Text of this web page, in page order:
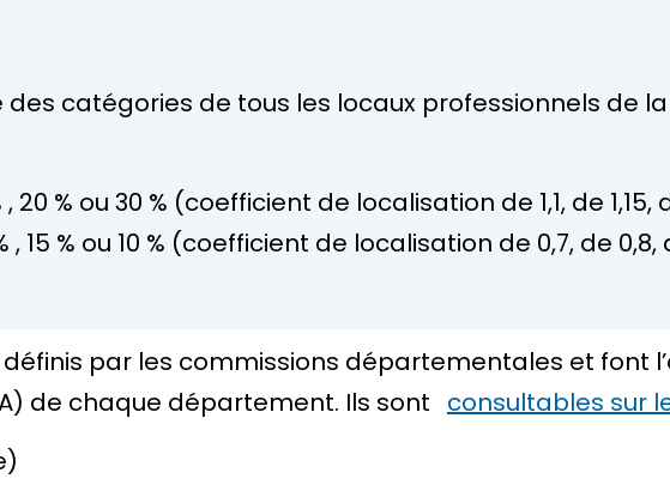
catégories de tous les locaux professionnels de
, 20 % ou 30 % (coefficient de localisation de 1,1, de 1,15,
, 15 % ou 10 % (coefficient de localisation de 0,7, de 0,8,
par les commissions départementales et font
de chaque département. Ils sont consultables sur